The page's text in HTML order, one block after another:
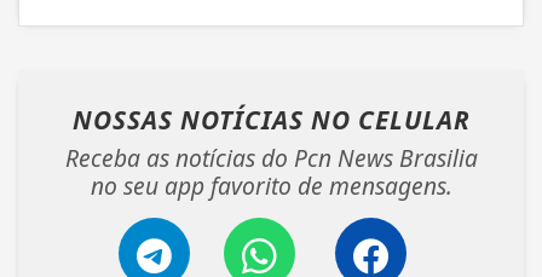
NOSSAS NOTÍCIAS NO CELULAR
Receba as notícias do Pcn News Brasilia
no seu app favorito de mensagens.